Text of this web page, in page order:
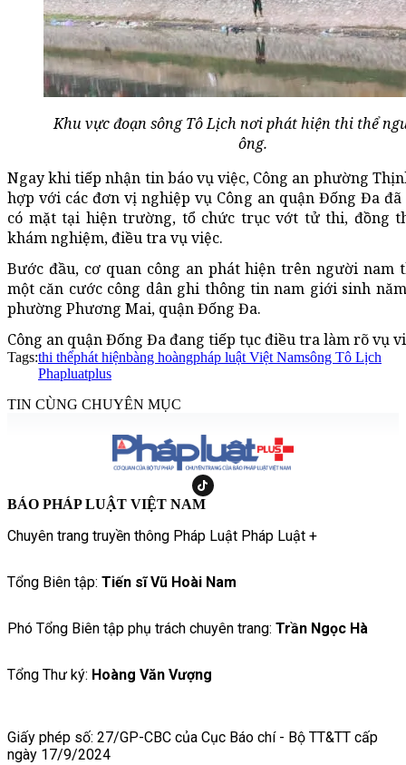
Khu vực đoạn sông Tô Lịch nơi phát hiện thi thể
ông.
Ngay khi tiếp nhận tin báo vụ việc, Công an phường
hợp với các đơn vị nghiệp vụ Công an quận Đống Đa đã
có mặt tại hiện trường, tổ chức trục vớt tử thi, đồng
khám nghiệm, điều tra vụ việc.
Bước đầu, cơ quan công an phát hiện trên người nam
một căn cước công dân ghi thông tin nam giới sinh
phường Phương Mai, quận Đống Đa.
Công an quận Đống Đa đang tiếp tục điều tra làm rõ vụ
Tags:thi thểphát hiệnbàng hoàngpháp luật Việt Namsông Tô Lịch
Phapluatplus
TIN CÙNG CHUYÊN MỤC
BÁO PHÁP LUẬT VIỆT NAM
Chuyên trang truyền thông Pháp Luật Pháp Luật +
Tổng Biên tập: Tiến sĩ Vũ Hoài Nam
Phó Tổng Biên tập phụ trách chuyên trang: Trần Ngọc Hà
Tổng Thư ký: Hoàng Văn Vượng
Giấy phép số: 27/GP-CBC của Cục Báo chí - Bộ TT&TT cấp
ngày 17/9/2024